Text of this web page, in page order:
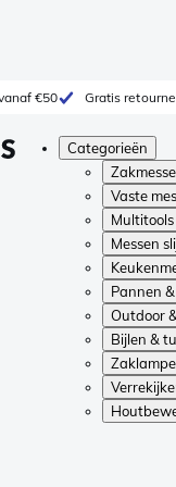
€50 Gratis
Categorieën
Vaste
Multitools
Messen
Pannen
Outdoor
Bijlen &